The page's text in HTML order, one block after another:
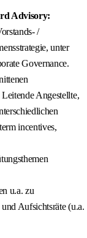
Advisory:
/
unter
Governance.
Angestellte,
incentives,
u.a. zu
Aufsichtsräte (u.a.